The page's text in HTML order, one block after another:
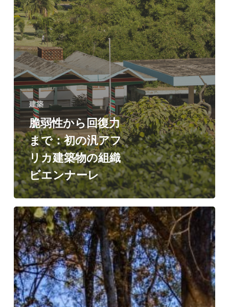
の
組
織
ビ
エ
ン
ナ
ー
レ
建築
脆弱性から回復力
まで：初の汎アフ
リカ建築物の組織
ビエンナーレ
Urko
Sanchez
Architects
は、
ナ
イ